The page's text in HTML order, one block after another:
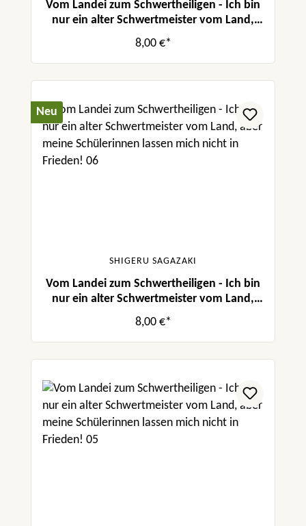
Vom Landei zum Schwertheiligen - Ich bin
nur ein alter Schwertmeister vom Land,
aber meine Schülerinnen lassen mich nicht
in Frieden! 03
8,00 €*
Neu
SHIGERU SAGAZAKI
Vom Landei zum Schwertheiligen - Ich bin
nur ein alter Schwertmeister vom Land,
aber meine Schülerinnen lassen mich nicht
in Frieden! 06
8,00 €*